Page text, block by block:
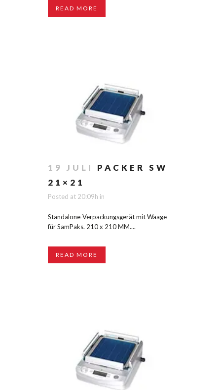
READ MORE
19 JULI
PACKER SW
21×21
Posted at 20:09h in
Standalone-Verpackungsgerät mit Waage
für SamPaks. 210 x 210 MM....
READ MORE